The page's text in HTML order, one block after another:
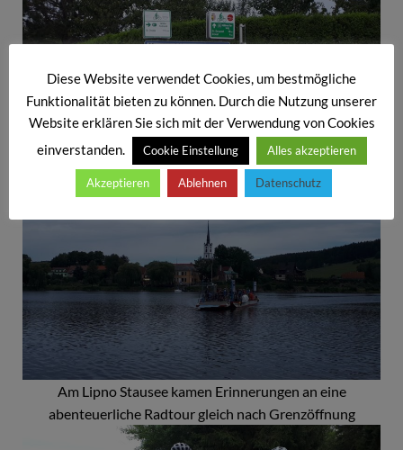
Am Lipno Stausee kamen Erinnerungen an eine
abenteuerliche Radtour gleich nach Grenzöffnung
Diese Website verwendet Cookies, um bestmögliche
Funktionalität bieten zu können. Durch die Nutzung unserer
Website erklären Sie sich mit der Verwendung von Cookies
einverstanden.
Cookie Einstellung Alles akzeptieren
Akzeptieren Ablehnen Datenschutz